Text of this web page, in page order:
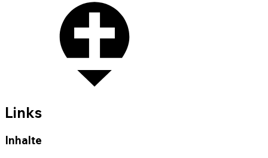
Links
Inhalte